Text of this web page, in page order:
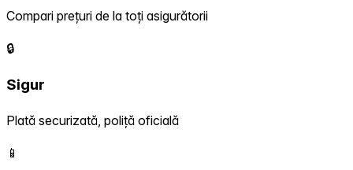
Compari prețuri de la toți asigurătorii
🔒
Sigur
Plată securizată, poliță oficială
📱